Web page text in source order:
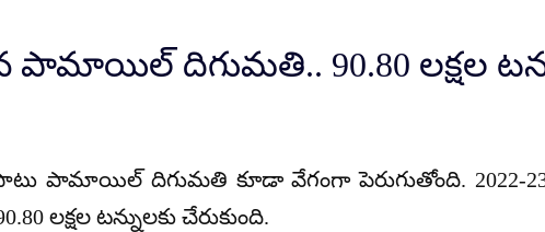
పామాయిల్ దిగుమతి.. 90.80 లక్షల
పామాయిల్ దిగుమతి కూడా వేగంగా పెరుగుతోంది. 2022-
లక్షల టన్నులకు చేరుకుంది.